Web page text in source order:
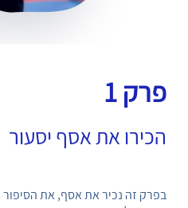
פרק 1
הכירו את אסף יסעור
בפרק זה נכיר את אסף, את הסיפור